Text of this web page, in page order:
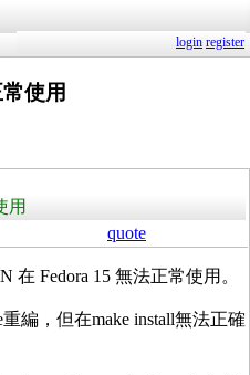
login register
使用
用
quote
Fedora 15 無法正常使用。
編，但在make install無法正確